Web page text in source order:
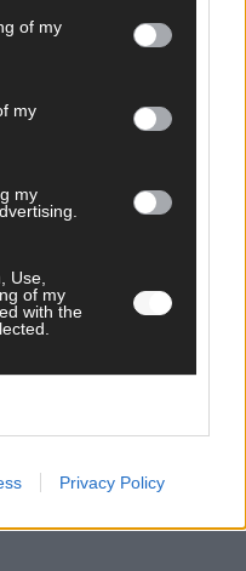
of my
my
my
Use,
of my
with the
Privacy Policy